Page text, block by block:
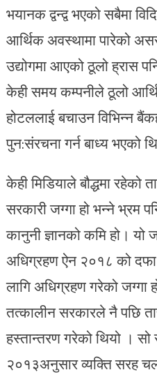
भयानक द्वन्द्व भएको सबैमा
आर्थिक अवस्थामा पारेको
उद्योगमा आएको ठूलो ह्रास
केही समय कम्पनीले ठूलो
होटललाई बचाउन विभिन्न
पुन:संरचना गर्न बाध्य भएको
केही मिडियाले बौद्धमा रहेको
सरकारी जग्गा हो भन्ने भ्रम
कानुनी ज्ञानको कमि हो।
अधिग्रहण ऐन २०१८ को
लागि अधिग्रहण गरेको जग्गा
तत्कालीन सरकारले नै पछि
हस्तान्तरण गरेको थियो ।
२०१३अनुसार व्यक्ति सरह